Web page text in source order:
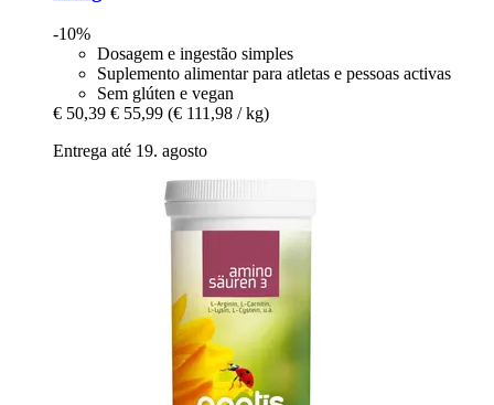
-10%
Dosagem e ingestão simples
Suplemento alimentar para atletas e pessoas activas
Sem glúten e vegan
€ 50,39 € 55,99 (€ 111,98 / kg)
Entrega até 19. agosto